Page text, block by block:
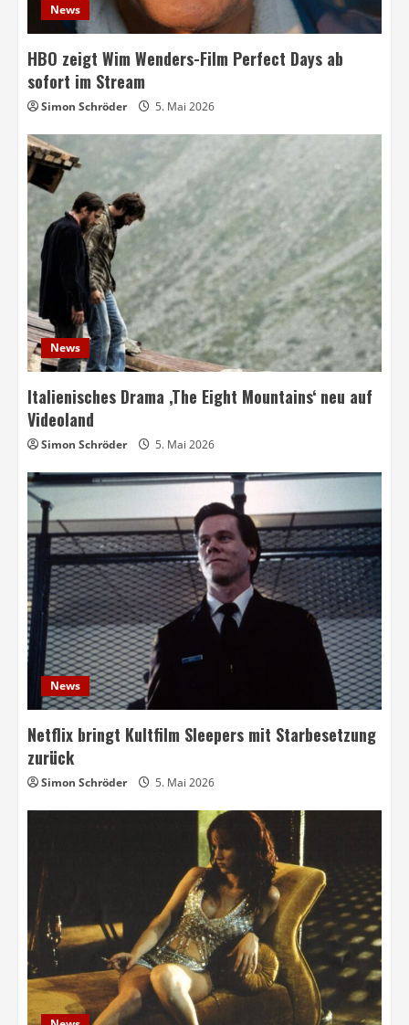
News
HBO zeigt Wim Wenders-Film Perfect Days ab
sofort im Stream
Simon Schröder 5. Mai 2026
News
Italienisches Drama ‚The Eight Mountains‘ neu auf
Videoland
Simon Schröder 5. Mai 2026
News
Netflix bringt Kultfilm Sleepers mit Starbesetzung
zurück
Simon Schröder 5. Mai 2026